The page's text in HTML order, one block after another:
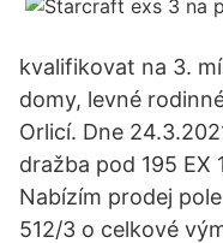
kvalifikovat na 3.
domy, levné
Orlicí. Dne
dražba pod 195
Nabízím prodej
512/3 o celkové